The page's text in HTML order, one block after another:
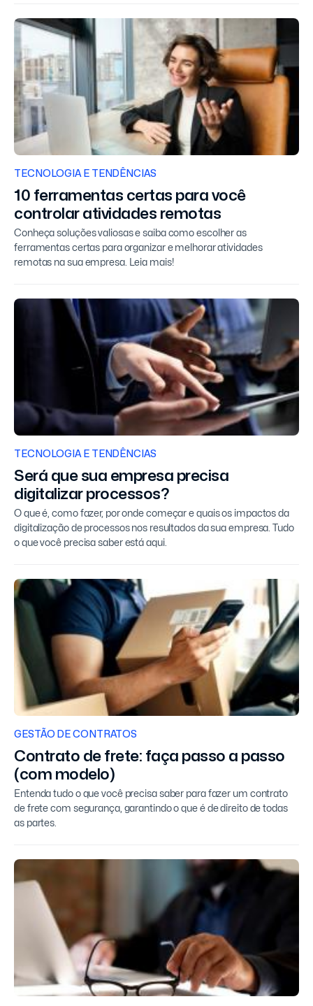
TECNOLOGIA E TENDÊNCIAS
10 ferramentas certas para você
controlar atividades remotas
Conheça soluções valiosas e saiba como escolher as
ferramentas certas para organizar e melhorar atividades
remotas na sua empresa. Leia mais!
TECNOLOGIA E TENDÊNCIAS
Será que sua empresa precisa
digitalizar processos?
O que é, como fazer, por onde começar e quais os impactos da
digitalização de processos nos resultados da sua empresa. Tudo
o que você precisa saber está aqui.
GESTÃO DE CONTRATOS
Contrato de frete: faça passo a passo
(com modelo)
Entenda tudo o que você precisa saber para fazer um contrato
de frete com segurança, garantindo o que é de direito de todas
as partes.